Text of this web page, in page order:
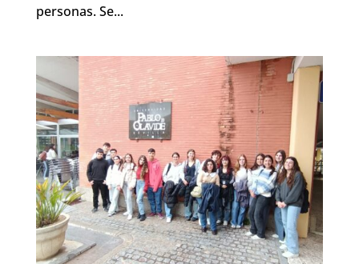
personas. Se...